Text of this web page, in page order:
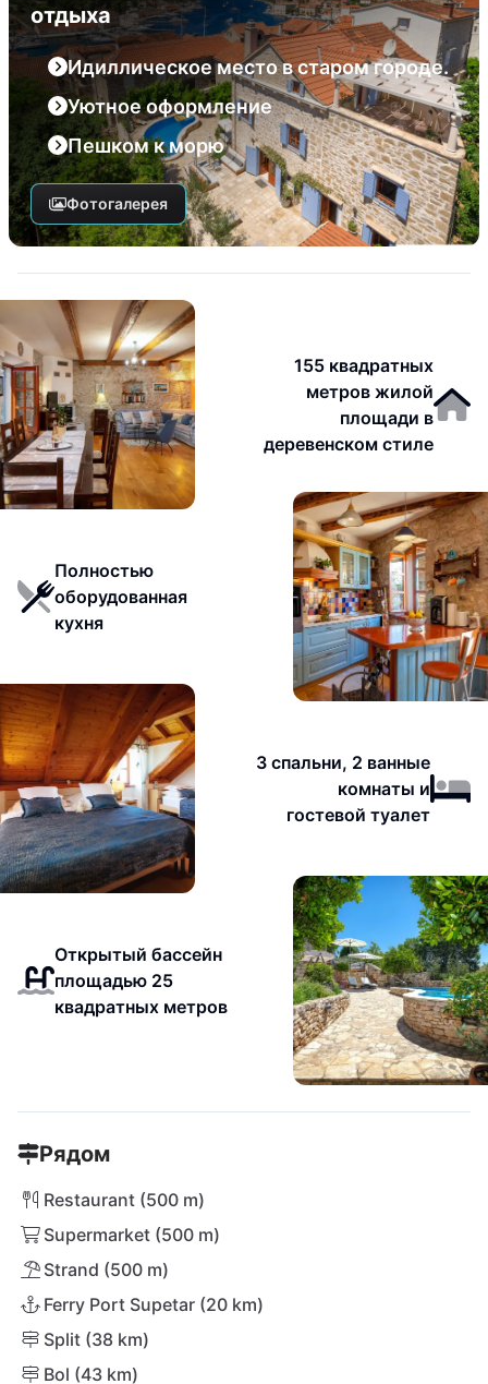
отдыха
Идиллическое место в старом городе.
Уютное оформление
Пешком к морю
Фотогалерея
155 квадратных
метров жилой
площади в
деревенском стиле
Полностью
оборудованная
кухня
3 спальни, 2 ванные
комнаты и
гостевой туалет
Открытый бассейн
площадью 25
квадратных метров
Рядом
Restaurant (500 m)
Supermarket (500 m)
Strand (500 m)
Ferry Port Supetar (20 km)
Split (38 km)
Bol (43 km)